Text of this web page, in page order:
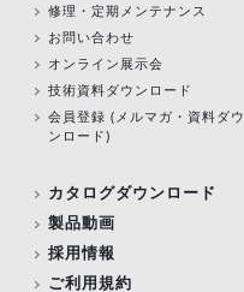
修理・定期メンテナンス
お問い合わせ
オンライン展示会
技術資料ダウンロード
会員登録 (メルマガ・資料ダウ
ンロード)
カタログダウンロード
製品動画
採用情報
ご利用規約